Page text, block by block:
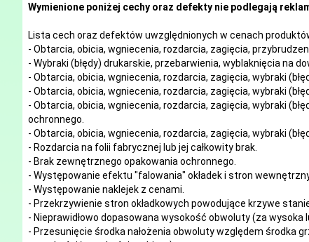
Wymienione poniżej cechy oraz defekty nie podlegają
Lista cech oraz defektów uwzględnionych w cenach
- Obtarcia, obicia, wgniecenia, rozdarcia, zagięcia,
- Wybraki (błędy) drukarskie, przebarwienia, wyblaknięcia na
- Obtarcia, obicia, wgniecenia, rozdarcia, zagięcia, wybraki
- Obtarcia, obicia, wgniecenia, rozdarcia, zagięcia, wybraki
- Obtarcia, obicia, wgniecenia, rozdarcia, zagięcia, wybraki
ochronnego.
- Obtarcia, obicia, wgniecenia, rozdarcia, zagięcia, wybraki
- Rozdarcia na folii fabrycznej lub jej całkowity brak.
- Brak zewnętrznego opakowania ochronnego.
- Występowanie efektu "falowania" okładek i stron
- Występowanie naklejek z cenami.
- Przekrzywienie stron okładkowych powodujące krzywe
- Nieprawidłowo dopasowana wysokość obwoluty (za
- Przesunięcie środka nałożenia obwoluty względem środka